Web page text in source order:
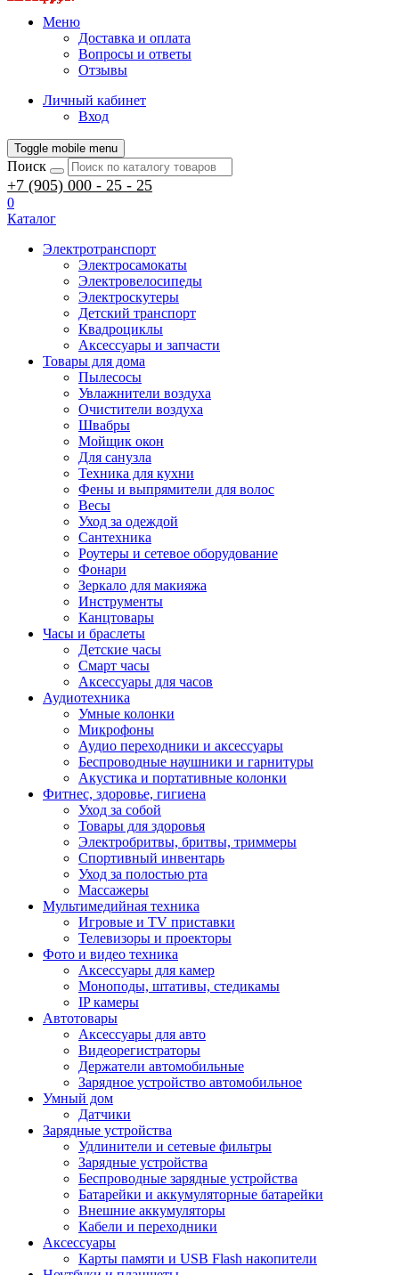
Меню
Доставка и оплата
Вопросы и ответы
Отзывы
Личный кабинет
Вход
Toggle mobile menu
Поиск
+7 (905) 000 - 25 - 25
0
Каталог
Электротранспорт
Электросамокаты
Электровелосипеды
Электроскутеры
Детский транспорт
Квадроциклы
Аксессуары и запчасти
Товары для дома
Пылесосы
Увлажнители воздуха
Очистители воздуха
Швабры
Мойщик окон
Для санузла
Техника для кухни
Фены и выпрямители для волос
Весы
Уход за одеждой
Сантехника
Роутеры и сетевое оборудование
Фонари
Зеркало для макияжа
Инструменты
Канцтовары
Часы и браслеты
Детские часы
Смарт часы
Аксессуары для часов
Аудиотехника
Умные колонки
Микрофоны
Аудио переходники и аксессуары
Беспроводные наушники и гарнитуры
Акустика и портативные колонки
Фитнес, здоровье, гигиена
Уход за собой
Товары для здоровья
Электробритвы, бритвы, триммеры
Спортивный инвентарь
Уход за полостью рта
Массажеры
Мультимедийная техника
Игровые и TV приставки
Телевизоры и проекторы
Фото и видео техника
Аксессуары для камер
Моноподы, штативы, стедикамы
IP камеры
Автотовары
Аксессуары для авто
Видеорегистраторы
Держатели автомобильные
Зарядное устройство автомобильное
Умный дом
Датчики
Зарядные устройства
Удлинители и сетевые фильтры
Зарядные устройства
Беспроводные зарядные устройства
Батарейки и аккумуляторные батарейки
Внешние аккумуляторы
Кабели и переходники
Аксессуары
Карты памяти и USB Flash накопители